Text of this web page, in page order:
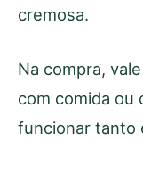
cremosa.
Na compra,
com comida ou
funcionar tanto